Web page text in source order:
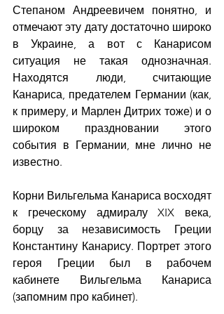
Степаном Андреевичем понятно, и
отмечают эту дату достаточно широко
в Украине, а вот с Канарисом
ситуация не такая однозначная.
Находятся люди, считающие
Канариса, предателем Германии (как,
к примеру, и Марлен Дитрих тоже) и о
широком праздновании этого
события в Германии, мне лично не
известно.
Корни Вильгельма Канариса восходят
к греческому адмиралу XIX века,
борцу за независимость Греции
Константину Канарису. Портрет этого
героя Греции был в рабочем
кабинете Вильгельма Канариса
(запомним про кабинет).